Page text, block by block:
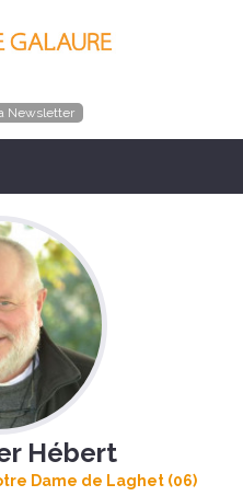
Newsletter
Hébert
Dame de Laghet (06)